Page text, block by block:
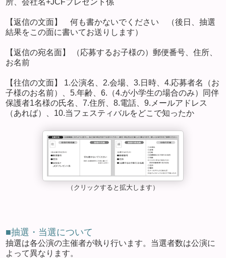
【返信の文面】 何も書かないでください （後日、抽選
結果をこの面に書いてお送りします）
【返信の宛名面】 （応募するお子様の）郵便番号、住所、
お名前
【往信の文面】 1.公演名、2.会場、3.日時、4.応募者名（お
子様のお名前）、5.年齢、6.（4.が小学生の場合のみ）同伴
保護者1名様の氏名、7.住所、8.電話、9.メールアドレス
（あれば）、10.当フェスティバルをどこで知ったか
（クリックすると拡大します）
■抽選・当選について
抽選は各公演の主催者が執り行います。当選者数は公演に
よって異なります。